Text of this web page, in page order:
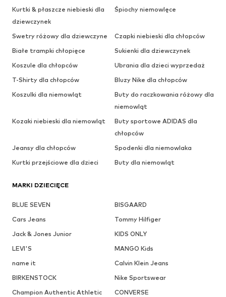
Kurtki & płaszcze niebieski dla
dziewczynek
Śpiochy niemowlęce
Swetry różowy dla dziewczyne
Czapki niebieski dla chłopców
Białe trampki chłopięce
Sukienki dla dziewczynek
Koszule dla chłopców
Ubrania dla dzieci wyprzedaż
T-Shirty dla chłopców
Bluzy Nike dla chłopców
Koszulki dla niemowląt
Buty do raczkowania różowy dla
niemowląt
Kozaki niebieski dla niemowląt
Buty sportowe ADIDAS dla
chłopców
Jeansy dla chłopców
Spodenki dla niemowlaka
Kurtki przejściowe dla dzieci
Buty dla niemowląt
MARKI DZIECIĘCE
BLUE SEVEN
BISGAARD
Cars Jeans
Tommy Hilfiger
Jack & Jones Junior
KIDS ONLY
LEVI'S
MANGO Kids
name it
Calvin Klein Jeans
BIRKENSTOCK
Nike Sportswear
Champion Authentic Athletic
CONVERSE